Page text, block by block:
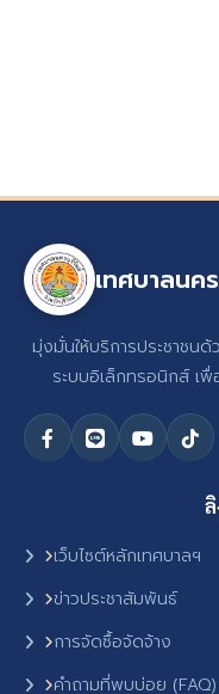
เทศบาลนค
มุ่งมั่นให้บริการประชาชน
ระบบอิเล็กทรอนิกส์ เ
เว็บไซต์หลักเทศบาลฯ
ข่าวประชาสัมพันธ์
การจัดซื้อจัดจ้าง
คำถามที่พบบ่อย (FAQ)